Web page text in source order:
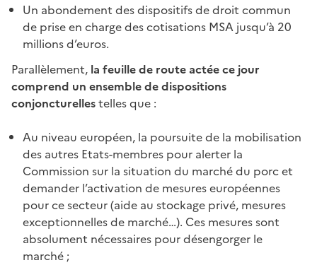
Un abondement des dispositifs de droit commun
de prise en charge des cotisations MSA jusqu’à 20
millions d’euros.
Parallèlement, la feuille de route actée ce jour
comprend un ensemble de dispositions
conjoncturellestelles que :
Au niveau européen, la poursuite de la mobilisation
des autres Etats-membres pour alerter la
Commission sur la situation du marché du porc et
demander l’activation de mesures européennes
pour ce secteur (aide au stockage privé, mesures
exceptionnelles de marché…). Ces mesures sont
absolument nécessaires pour désengorger le
marché ;